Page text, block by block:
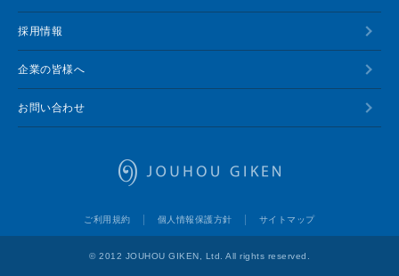
採用情報
企業の皆様へ
お問い合わせ
ご利用規約 個人情報保護方針 サイトマップ
© 2012 JOUHOU GIKEN, Ltd. All rights reserved.